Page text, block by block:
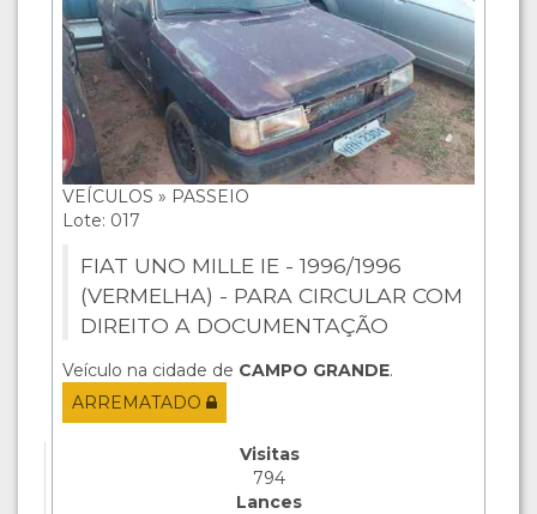
VEÍCULOS » PASSEIO
Lote: 017
FIAT UNO MILLE IE - 1996/1996
(VERMELHA) - PARA CIRCULAR COM
DIREITO A DOCUMENTAÇÃO
Veículo na cidade de CAMPO GRANDE.
ARREMATADO
Visitas
794
Lances